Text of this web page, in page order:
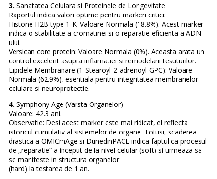
3. Sanatatea Celulara si Proteinele de Longevitate
Raportul indica valori optime pentru markeri critici:
Histone H2B type 1-K: Valoare Normala (18.8%). Acest marker
indica o stabilitate a cromatinei si o reparatie eficienta a ADN-
ului.
Versican core protein: Valoare Normala (0%). Aceasta arata un
control excelent asupra inflamatiei si remodelarii tesuturilor.
Lipidele Membranare (1-Stearoyl-2-adrenoyl-GPC): Valoare
Normala (62.9%), esentiala pentru integritatea membranelor
celulare si neuroprotectie.
4. Symphony Age (Varsta Organelor)
Valoare: 42.3 ani.
Observatie: Desi acest marker este mai ridicat, el reflecta
istoricul cumulativ al sistemelor de organe. Totusi, scaderea
drastica a OMICmAge si DunedinPACE indica faptul ca procesul
de „reparatie” a inceput de la nivel celular (soft) si urmeaza sa
se manifeste in structura organelor
(hard) la testarea de 1 an.